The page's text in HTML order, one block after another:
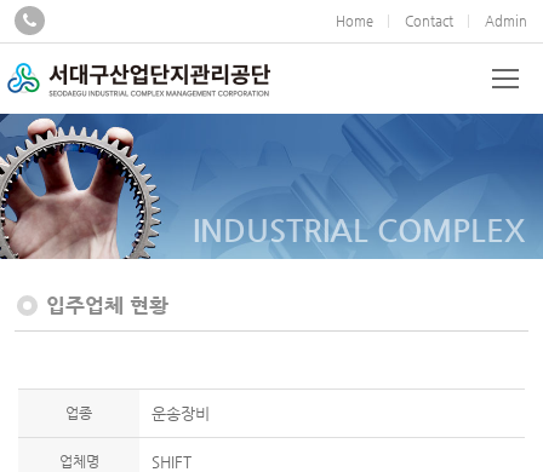
Home Contact Admin
INDUSTRIAL COMPLEX
입주업체 현황
업종 운송장비
업체명 SHIFT